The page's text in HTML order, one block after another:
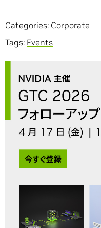
Categories: Corporate
Tags: Events